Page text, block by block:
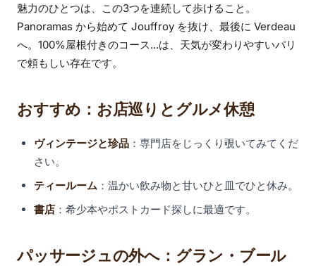
魅力のひとつは、この3つを連続して歩けること。
Panoramas から始めて Jouffroy を抜け、最後に Verdeau
へ。100%屋根付きのコース...は、天気が変わりやすいパリ
で頼もしい存在です。
おすすめ：お店巡りとグルメ休憩
ヴィンテージと珍品 ：専門店をじっくり覗いてみてくだ
さい。
ティールーム ：温かい飲み物と甘いひと皿でひと休み。
書店 ：希少本やポストカード探しに最適です。
パッサージュの外へ：グラン・ブール